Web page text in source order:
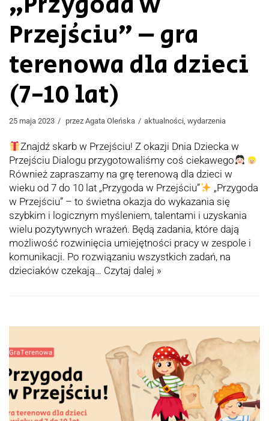
Przejściu” – gra
terenowa dla dzieci
(7-10 lat)
25 maja 2023 przez Agata Oleńska aktualności, wydarzenia
Znajdź skarb w Przejściu! Z okazji Dnia Dziecka w
Przejściu Dialogu przygotowaliśmy coś ciekawego
Również zapraszamy na grę terenową dla dzieci w
wieku od 7 do 10 lat „Przygoda w Przejściu”
„Przygoda
w Przejściu” – to świetna okazja do wykazania się
szybkim i logicznym myśleniem, talentami i uzyskania
wielu pozytywnych wrażeń. Będą zadania, które dają
możliwość rozwinięcia umiejętności pracy w zespole i
komunikacji. Po rozwiązaniu wszystkich zadań, na
dzieciaków czekają… Czytaj dalej »